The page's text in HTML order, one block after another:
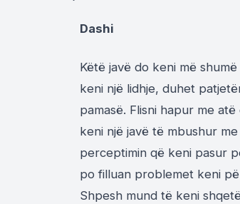
Dashi
Këtë javë do keni më
keni një lidhje, duhet
pamasë. Flisni hapur me
keni një javë të mbushur
perceptimin që keni pasur
po filluan problemet keni
Shpesh mund të keni